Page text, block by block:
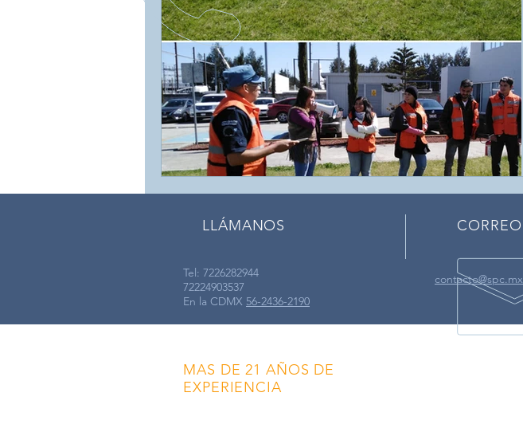
LLÁMANOS CORREO
Tel: 7226282944
72224903537
En la CDMX 56-2436-2190
contacto@spc.mx
MAS DE 21 AÑOS DE
EXPERIENCIA